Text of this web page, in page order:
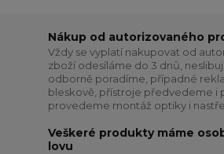
Nákup od autorizovaného
Vždy se vyplatí nakupovat od
zboží odesíláme do 3 dnů,
odborně poradíme, případné
bleskově, přístroje předvedeme i
provedeme montáž optiky i
Veškeré produkty máme
lovu